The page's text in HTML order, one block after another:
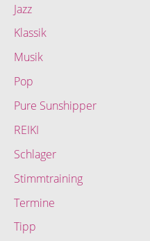
Jazz
Klassik
Musik
Pop
Pure Sunshipper
REIKI
Schlager
Stimmtraining
Termine
Tipp